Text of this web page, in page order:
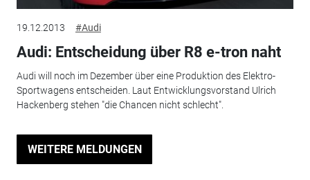
19.12.2013 #Audi
Audi: Entscheidung über R8 e-tron naht
Audi will noch im Dezember über eine Produktion des Elektro-
Sportwagens entscheiden. Laut Entwicklungsvorstand Ulrich
Hackenberg stehen "die Chancen nicht schlecht".
WEITERE MELDUNGEN